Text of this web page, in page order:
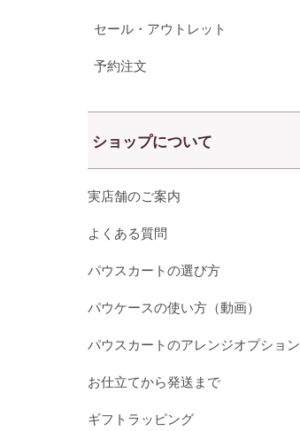
セール・アウトレット
予約注文
ショップについて
実店舗のご案内
よくある質問
パウスカートの選び方
パウケースの使い方（動画）
パウスカートのアレンジオプション
お仕立てから発送まで
ギフトラッピング